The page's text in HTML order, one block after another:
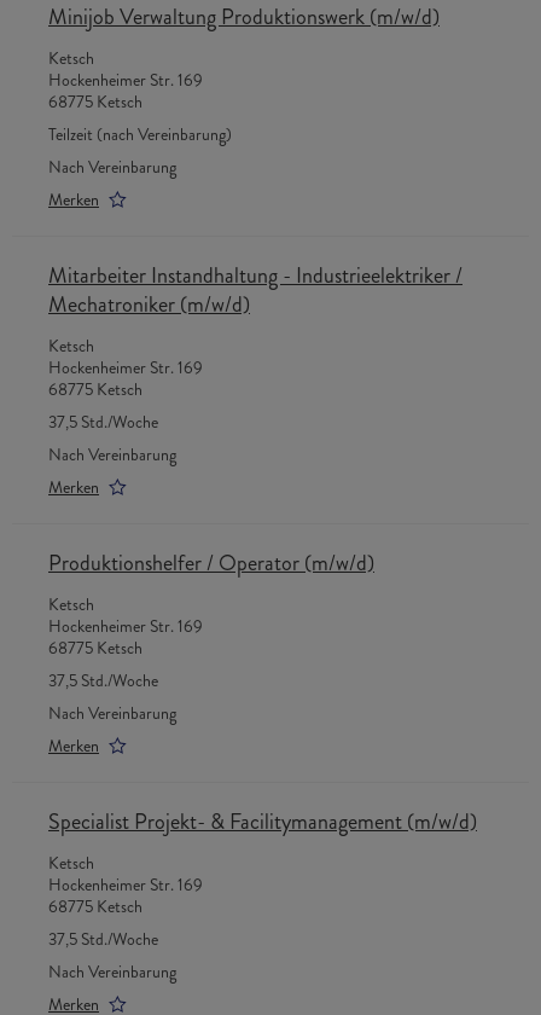
Minijob Verwaltung Produktionswerk (m/w/d)
Ketsch
Hockenheimer Str. 169
68775 Ketsch
Teilzeit (nach Vereinbarung)
Nach Vereinbarung
Merken
Mitarbeiter Instandhaltung - Industrieelektriker /
Mechatroniker (m/w/d)
Ketsch
Hockenheimer Str. 169
68775 Ketsch
37,5 Std./Woche
Nach Vereinbarung
Merken
Produktionshelfer / Operator (m/w/d)
Ketsch
Hockenheimer Str. 169
68775 Ketsch
37,5 Std./Woche
Nach Vereinbarung
Merken
Specialist Projekt- & Facilitymanagement (m/w/d)
Ketsch
Hockenheimer Str. 169
68775 Ketsch
37,5 Std./Woche
Nach Vereinbarung
Merken